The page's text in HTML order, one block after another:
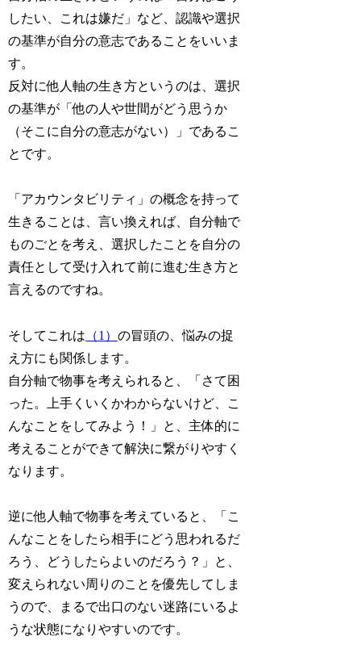
したい、これは嫌だ」など、認識や選択
の基準が自分の意志である ことをいいま
す。
反対に他人軸の生き方というのは、選択
の基準が「他の人や世間がどう思うか
（そこに自分の意志がない）
」であるこ
とです。
「アカウンタビリティ」の概念を持って
生きることは、言い換えれば、自分軸で
ものごとを考え、選択したことを自分の
責任として受け入れて前に進む生き方と
言えるのですね。
そしてこれは （1）の冒頭の、悩みの捉
え方にも関係します。
自分軸で物事を考えられると、「さて困
った。上手くいくかわからないけど、こ
んなことをしてみよう！」と、主体的に
考えることができて解決に繋がりやすく
なります。
逆に他人軸で物事を考えていると、「こ
んなことをしたら相手にどう思われるだ
ろう、どうしたらよいのだろう？」と、
変えられない周りのことを優先してしま
うので、まるで出口のない迷路にいるよ
うな状態になりやすいのです。